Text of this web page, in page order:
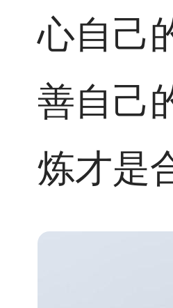
心自己
善自己
炼才是